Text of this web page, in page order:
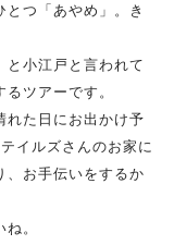
とつ「あやめ」。き
と小江戸と言われて
ツアーです。
れた日にお出かけ予
イルズさんのお家に
、お手伝いをするか
。